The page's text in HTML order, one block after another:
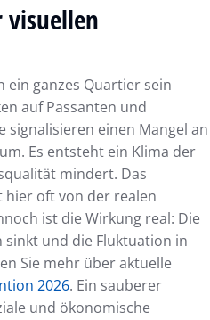
visuellen
ein ganzes Quartier sein
auf Passanten und
signalisieren einen Mangel an
Es entsteht ein Klima der
mindert. Das
hier oft von der realen
ist die Wirkung real: Die
sinkt und die Fluktuation in
Sie mehr über aktuelle
2026. Ein sauberer
und ökonomische